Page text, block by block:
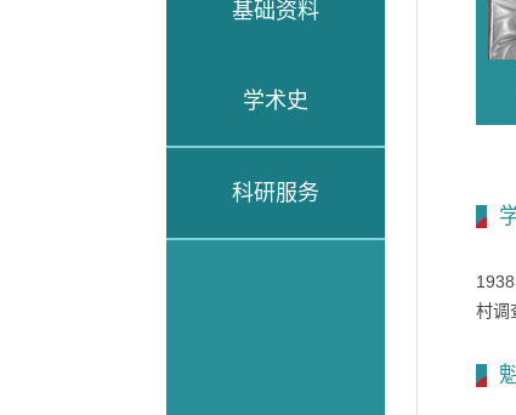
基础资料
学术史
科研服务
村调